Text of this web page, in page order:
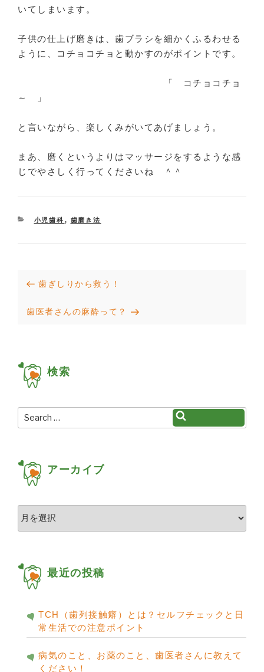
いてしまいます。
子供の仕上げ磨きは、歯ブラシを細かくふるわせる
ように、コチョコチョと動かすのがポイントです。
「 コチョコチョ
～ 」
と言いながら、楽しくみがいてあげましょう。
まあ、磨くというよりはマッサージをするような感
じでやさしく行ってくださいね ＾＾
CATEGORIES
小児歯科 , 歯磨き法
投
ナ
ー
ョ
Previous
歯ぎしりから救う！
Next
歯医者さんの麻酔って？
検索
Search
for:
アーカイブ
ア
ブ
最近の投稿
TCH（歯列接触癖）とは？セルフチェックと日
常生活での注意ポイント
病気のこと、お薬のこと、歯医者さんに教えて
ください！